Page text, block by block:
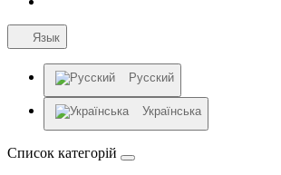
Язык
Русский
Українська
Список категорій